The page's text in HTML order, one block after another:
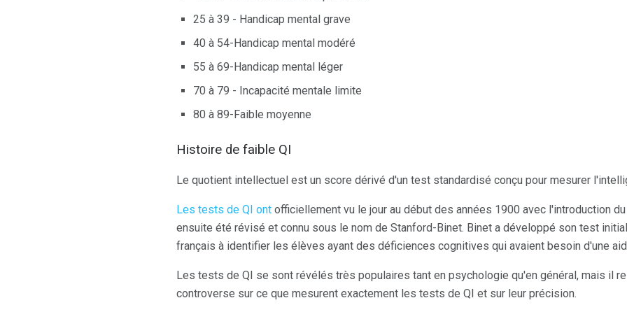
25 à 39 - Handicap mental grave
40 à 54-Handicap mental modéré
55 à 69-Handicap mental léger
70 à 79 - Incapacité mentale limite
80 à 89-Faible moyenne
Histoire de faible QI
Le quotient intellectuel est un score dérivé d'un test standardisé conçu pour mesurer
Les tests de QI ont officiellement vu le jour au début des années 1900 avec l'introduction
ensuite été révisé et connu sous le nom de Stanford-Binet. Binet a développé son test
français à identifier les élèves ayant des déficiences cognitives qui avaient besoin d'une
Les tests de QI se sont révélés très populaires tant en psychologie qu'en général, mais il
controverse sur ce que mesurent exactement les tests de QI et sur leur précision.